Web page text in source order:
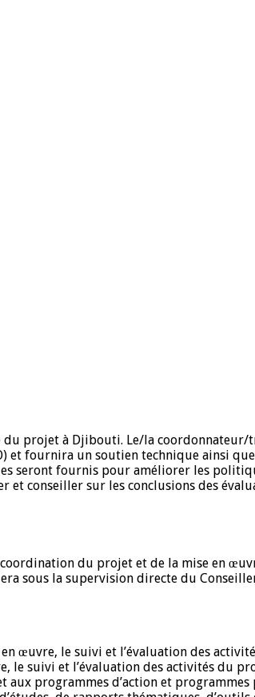
du projet à Djibouti. Le/la
et fournira un soutien technique ainsi
seront fournis pour améliorer les
conseiller sur les conclusions des
du projet et de la mise en
sous la supervision directe du
œuvre, le suivi et l’évaluation des
le suivi et l’évaluation des activités du
programmes d’action et